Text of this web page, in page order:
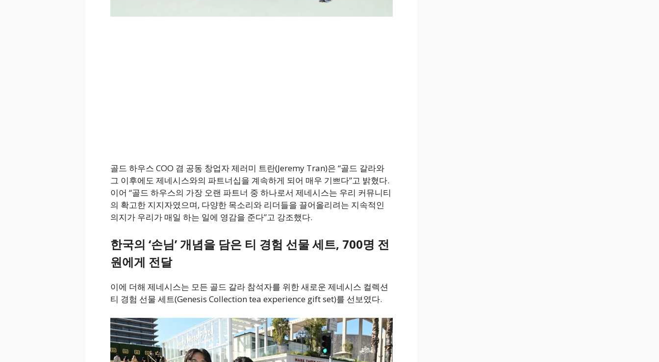
골드 하우스 COO 겸 공동 창업자 제러미 트란(Jeremy Tran)은 “골드 갈라와
그 이후에도 제네시스와의 파트너십을 계속하게 되어 매우 기쁘다”고 밝혔다.
이어 “골드 하우스의 가장 오랜 파트너 중 하나로서 제네시스는 우리 커뮤니티
의 확고한 지지자였으며, 다양한 목소리와 리더들을 끌어올리려는 지속적인
의지가 우리가 매일 하는 일에 영감을 준다”고 강조했다.
한국의 ‘손님’ 개념을 담은 티 경험 선물 세트, 700명 전
원에게 전달
이에 더해 제네시스는 모든 골드 갈라 참석자를 위한 새로운 제네시스 컬렉션
티 경험 선물 세트(Genesis Collection tea experience gift set)를 선보였다.